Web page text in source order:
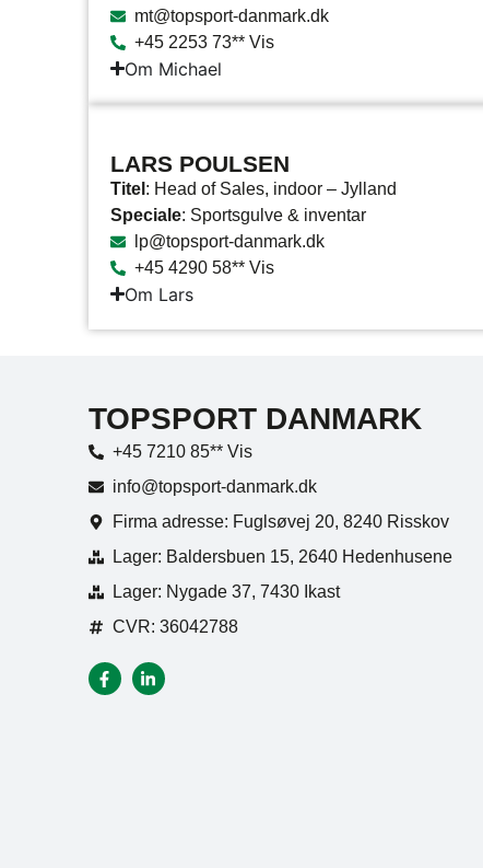
mt@topsport-danmark.dk
+45 2253 73** Vis
Om Michael
LARS POULSEN
Titel : Head of Sales, indoor – Jylland
Speciale: Sportsgulve & inventar
lp@topsport-danmark.dk
+45 4290 58** Vis
Om Lars
TOPSPORT DANMARK
+45 7210 85** Vis
info@topsport-danmark.dk
Firma adresse: Fuglsøvej 20, 8240 Risskov
Lager: Baldersbuen 15, 2640 Hedenhusene
Lager: Nygade 37, 7430 Ikast
CVR: 36042788